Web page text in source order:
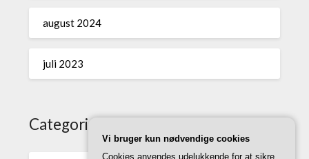
august 2024
juli 2023
Categories
Vi bruger kun nødvendige cookies
Cookies anvendes udelukkende for at sikre,